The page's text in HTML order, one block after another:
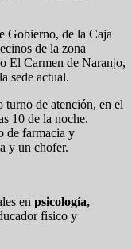
Gobierno, de la Caja
de la zona
El Carmen de Naranjo,
sede actual.
turno de atención, en el
10 de la noche.
de farmacia y
y un chofer.
en psicología,
físico y